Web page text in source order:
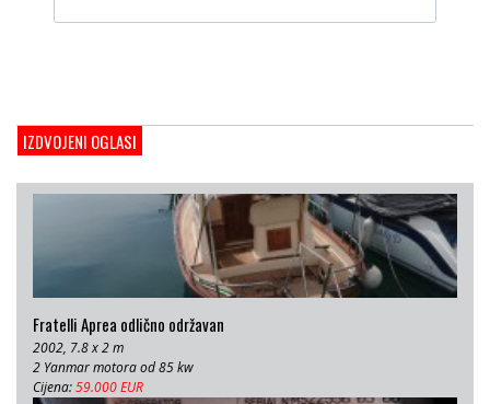
M/B San snova
2008, 27 x 6.5 m, Volvo penta 350 KS
Cijena:
IZDVOJENI OGLASI
Fratelli Aprea odlično održavan
2002, 7.8 x 2 m
2 Yanmar motora od 85 kw
Cijena:59.000 EUR